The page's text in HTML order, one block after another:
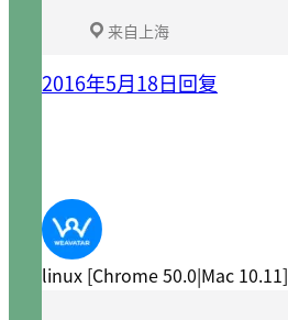
来自上海
2016年5月18日回复
linux [Chrome 50.0|Mac 10.11]